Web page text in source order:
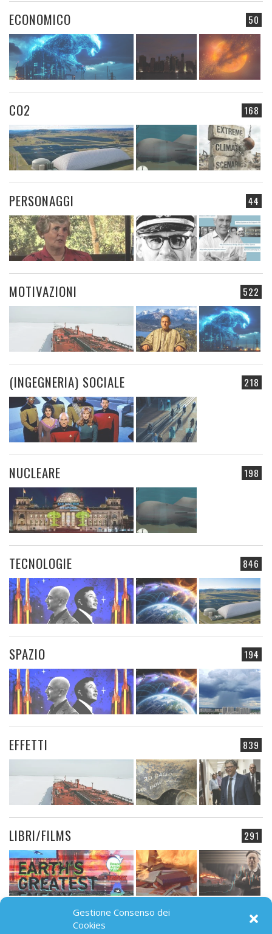
Gestione Consenso dei
Cookies
50
ECONOMICO
168
CO2
44
PERSONAGGI
522
MOTIVAZIONI
218
(INGEGNERIA) SOCIALE
198
NUCLEARE
846
TECNOLOGIE
194
SPAZIO
839
EFFETTI
291
LIBRI/FILMS
91
CAMPO ELETTROMAGNETICO